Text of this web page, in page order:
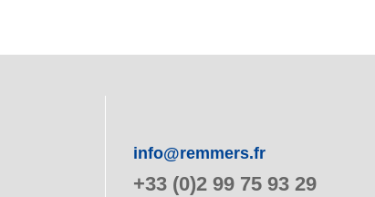
info@remmers.fr
+33 (0)2 99 75 93 29